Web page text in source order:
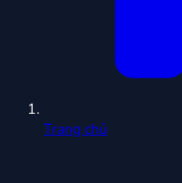
Trang chủ